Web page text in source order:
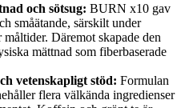
och sötsug: BURN x10 gav
småätande, särskilt under
Däremot skapade den
mättnad som fiberbaserade
vetenskapligt stöd: Formulan
flera välkända ingredienser